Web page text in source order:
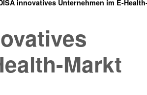
innovatives Unternehmen im E-
Markt